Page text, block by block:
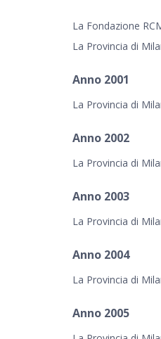
La Fondazione
La Provincia di
Anno 2001
La Provincia di
Anno 2002
La Provincia di
Anno 2003
La Provincia di
Anno 2004
La Provincia di
Anno 2005